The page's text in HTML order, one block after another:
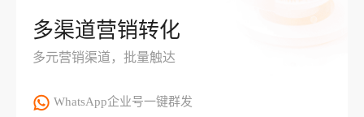
多渠道营销转化
多元营销渠道，批量触达
WhatsApp企业号一键群发